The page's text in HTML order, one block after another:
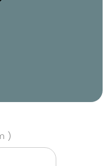
)